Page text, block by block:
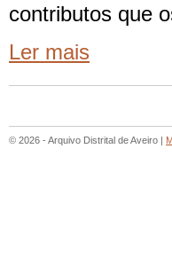
contributos que
Ler mais
© 2026 - Arquivo Distrital de Aveiro |